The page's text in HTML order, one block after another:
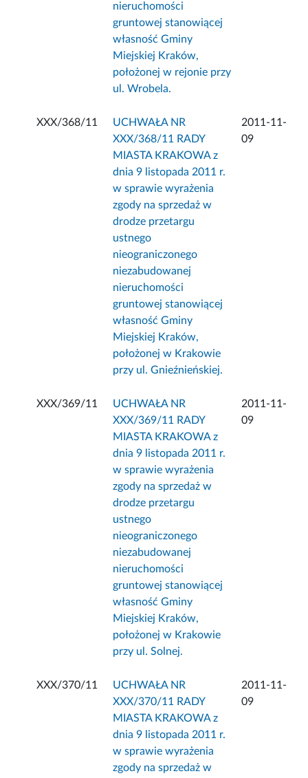
nieruchomości
gruntowej stanowiącej
własność Gminy
Miejskiej Kraków,
położonej w rejonie przy
ul. Wrobela.
XXX/368/11
UCHWAŁA NR
XXX/368/11 RADY
MIASTA KRAKOWA z
dnia 9 listopada 2011 r.
w sprawie wyrażenia
zgody na sprzedaż w
drodze przetargu
ustnego
nieograniczonego
niezabudowanej
nieruchomości
gruntowej stanowiącej
własność Gminy
Miejskiej Kraków,
położonej w Krakowie
przy ul. Gnieźnieńskiej.
2011-11-
09
XXX/369/11
UCHWAŁA NR
XXX/369/11 RADY
MIASTA KRAKOWA z
dnia 9 listopada 2011 r.
w sprawie wyrażenia
zgody na sprzedaż w
drodze przetargu
ustnego
nieograniczonego
niezabudowanej
nieruchomości
gruntowej stanowiącej
własność Gminy
Miejskiej Kraków,
położonej w Krakowie
przy ul. Solnej.
2011-11-
09
XXX/370/11
UCHWAŁA NR
XXX/370/11 RADY
MIASTA KRAKOWA z
dnia 9 listopada 2011 r.
w sprawie wyrażenia
zgody na sprzedaż w
2011-11-
09